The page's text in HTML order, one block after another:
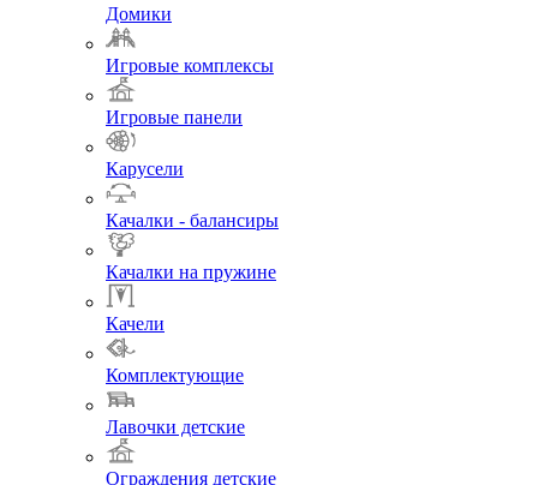
Домики
Игровые комплексы
Игровые панели
Карусели
Качалки - балансиры
Качалки на пружине
Качели
Комплектующие
Лавочки детские
Ограждения детские